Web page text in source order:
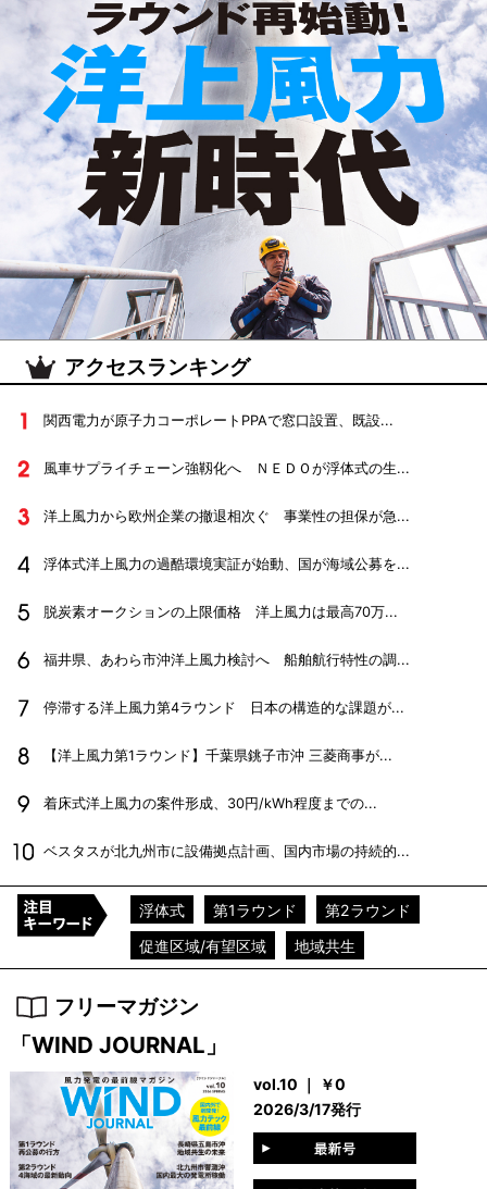
アクセスランキング
関西電力が原子力コーポレートPPAで窓口設置、既設...
風車サプライチェーン強靱化へ ＮＥＤＯが浮体式の生...
洋上風力から欧州企業の撤退相次ぐ 事業性の担保が急...
浮体式洋上風力の過酷環境実証が始動、国が海域公募を...
脱炭素オークションの上限価格 洋上風力は最高70万...
福井県、あわら市沖洋上風力検討へ 船舶航行特性の調...
停滞する洋上風力第4ラウンド 日本の構造的な課題が...
【洋上風力第1ラウンド】千葉県銚子市沖 三菱商事が...
着床式洋上風力の案件形成、30円/kWh程度までの...
ベスタスが北九州市に設備拠点計画、国内市場の持続的...
浮体式 第1ラウンド
第2ラウンド
促進区域/有望区域
地域共生
フリーマガジン
「WIND JOURNAL」
vol.10 ｜ ￥0
2026/3/17発行